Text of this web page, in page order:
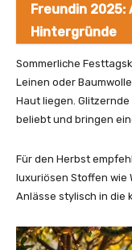
Freundin 2025:
Hintergründe
Sommerliche
Leinen oder
Haut liegen. Glitzernde
beliebt und bringen
Für den Herbst
luxuriösen Stoffen wie
Anlässe stylisch in die